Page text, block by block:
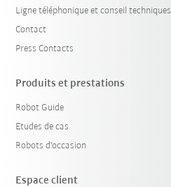
Ligne téléphonique et conseil techniques
Contact
Press Contacts
Produits et prestations
Robot Guide
Etudes de cas
Robots d'occasion
Espace client